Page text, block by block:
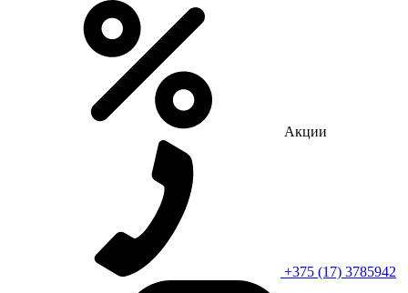
Акции
+375 (17) 3785942